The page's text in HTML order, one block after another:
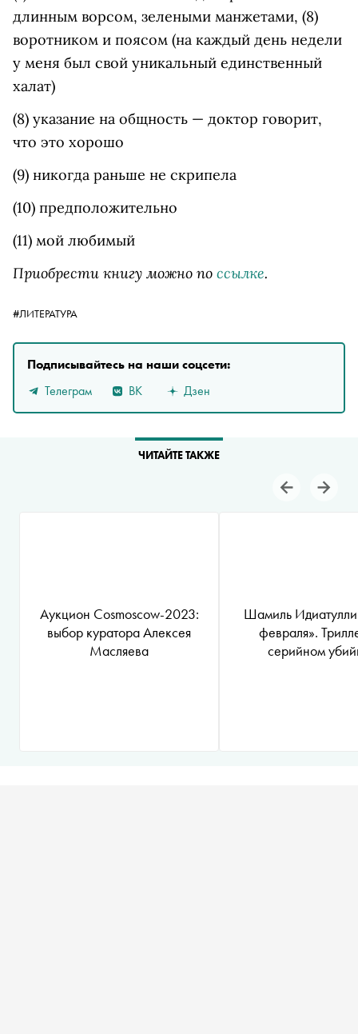
длинным ворсом, зелеными манжетами, (8)
воротником и поясом (на каждый день недели
у меня был свой уникальный единственный
халат)
(8) указание на общность — доктор говорит,
что это хорошо
(9) никогда раньше не скрипела
(10) предположительно
(11) мой любимый
Приобрести книгу можно по ссылке.
#ЛИТЕРАТУРА
Подписывайтесь на наши соцсети:
Телеграм
ВК Дзен
ЧИТАЙТЕ ТАКЖЕ
Аукцион Cosmoscow-2023:
выбор куратора Алексея
Масляева
Шамиль
февраля».
серийном